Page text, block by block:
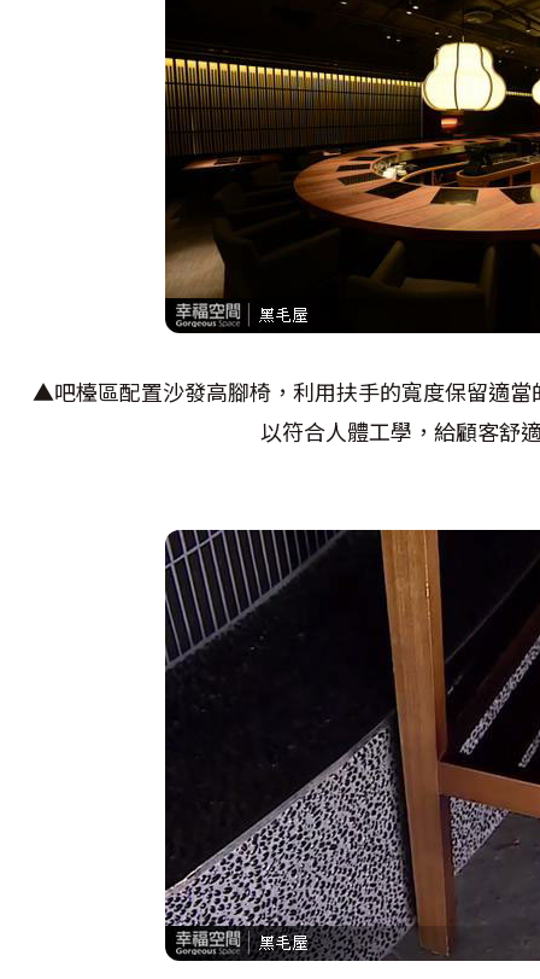
▲吧檯區配置沙發高腳椅，利用扶手的寬度保留適
以符合人體工學，給顧客舒